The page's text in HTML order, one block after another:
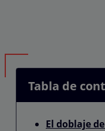
Tabla de
El doblaje